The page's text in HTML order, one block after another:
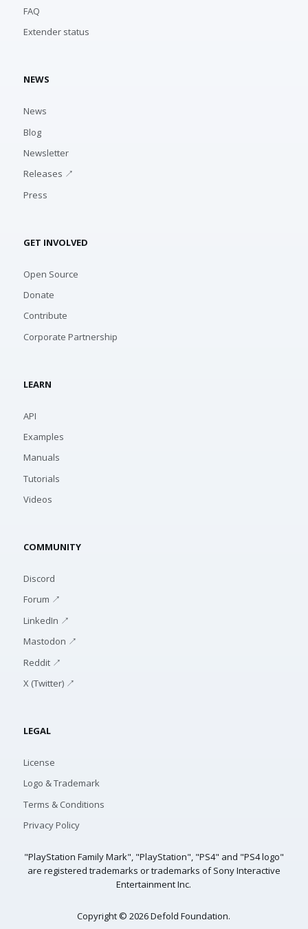
FAQ
Extender status
NEWS
News
Blog
Newsletter
Releases ↗
Press
GET INVOLVED
Open Source
Donate
Contribute
Corporate Partnership
LEARN
API
Examples
Manuals
Tutorials
Videos
COMMUNITY
Discord
Forum ↗
LinkedIn ↗
Mastodon ↗
Reddit ↗
X (Twitter) ↗
LEGAL
License
Logo & Trademark
Terms & Conditions
Privacy Policy
"PlayStation Family Mark", "PlayStation", "PS4" and "PS4 logo"
are registered trademarks or trademarks of Sony Interactive
Entertainment Inc.
Copyright © 2026 Defold Foundation.